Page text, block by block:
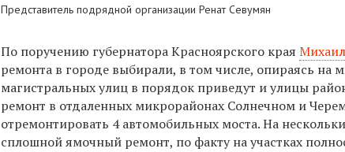
Представитель подрядной организации Ренат Севумян
По поручению губернатора Красноярского края
ремонта в городе выбирали, в том числе, опираясь на
магистральных улиц в порядок приведут и улицы
ремонт в отдаленных микрорайонах Солнечном и
отремонтировать 4 автомобильных моста. На
сплошной ямочный ремонт, по факту на участках